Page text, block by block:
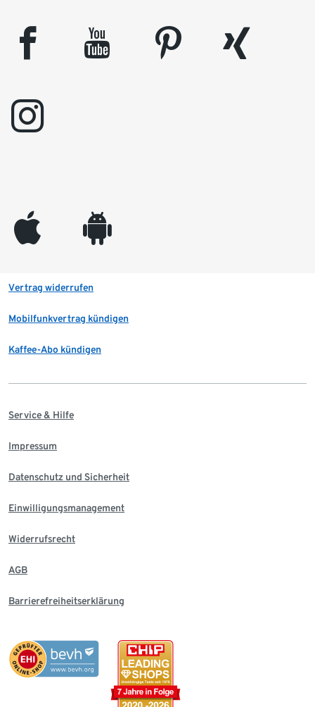
facebook youtube pinterest
xing
instagram
appleinc android
Vertrag widerrufen
Mobilfunkvertrag kündigen
Kaffee-Abo kündigen
Service & Hilfe
Impressum
Datenschutz und Sicherheit
Einwilligungsmanagement
Widerrufsrecht
AGB
Barrierefreiheitserklärung